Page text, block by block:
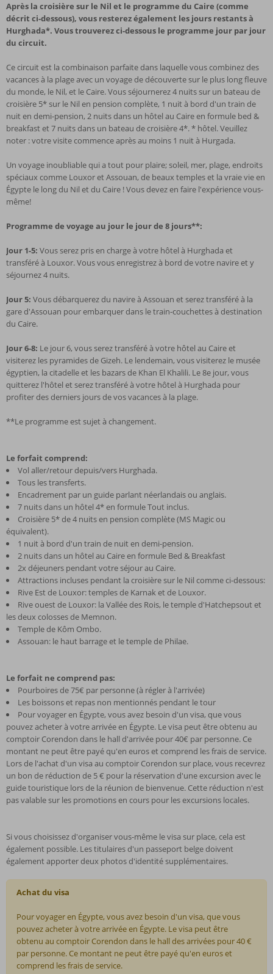
Après la croisière sur le Nil et le programme du Caire (comme
décrit ci-dessous), vous resterez également les jours restants à
Hurghada*. Vous trouverez ci-dessous le programme jour par jour
du circuit.
Ce circuit est la combinaison parfaite dans laquelle vous combinez des
vacances à la plage avec un voyage de découverte sur le plus long fleuve
du monde, le Nil, et le Caire. Vous séjournerez 4 nuits sur un bateau de
croisière 5* sur le Nil en pension complète, 1 nuit à bord d'un train de
nuit en demi-pension, 2 nuits dans un hôtel au Caire en formule bed &
breakfast et 7 nuits dans un bateau de croisière 4*. * hôtel. Veuillez
noter : votre visite commence après au moins 1 nuit à Hurgada.
Un voyage inoubliable qui a tout pour plaire; soleil, mer, plage, endroits
spéciaux comme Louxor et Assouan, de beaux temples et la vraie vie en
Égypte le long du Nil et du Caire ! Vous devez en faire l'expérience vous-
même!
Programme de voyage au jour le jour de 8 jours**:
Jour 1-5: Vous serez pris en charge à votre hôtel à Hurghada et
transféré à Louxor. Vous vous enregistrez à bord de votre navire et y
séjournez 4 nuits.
Jour 5: Vous débarquerez du navire à Assouan et serez transféré à la
gare d'Assouan pour embarquer dans le train-couchettes à destination
du Caire.
Jour 6-8: Le jour 6, vous serez transféré à votre hôtel au Caire et
visiterez les pyramides de Gizeh. Le lendemain, vous visiterez le musée
égyptien, la citadelle et les bazars de Khan El Khalili. Le 8e jour, vous
quitterez l'hôtel et serez transféré à votre hôtel à Hurghada pour
profiter des derniers jours de vos vacances à la plage.
**Le programme est sujet à changement.
Le forfait comprend:
Vol aller/retour depuis/vers Hurghada.
Tous les transferts.
Encadrement par un guide parlant néerlandais ou anglais.
7 nuits dans un hôtel 4* en formule Tout inclus.
Croisière 5* de 4 nuits en pension complète (MS Magic ou
équivalent).
1 nuit à bord d'un train de nuit en demi-pension.
2 nuits dans un hôtel au Caire en formule Bed & Breakfast
2x déjeuners pendant votre séjour au Caire.
Attractions incluses pendant la croisière sur le Nil comme ci-dessous:
Rive Est de Louxor: temples de Karnak et de Louxor.
Rive ouest de Louxor: la Vallée des Rois, le temple d'Hatchepsout et
les deux colosses de Memnon.
Temple de Kôm Ombo.
Assouan: le haut barrage et le temple de Philae.
Le forfait ne comprend pas:
Pourboires de 75€ par personne (à régler à l'arrivée)
Les boissons et repas non mentionnés pendant le tour
Pour voyager en Égypte, vous avez besoin d'un visa, que vous
pouvez acheter à votre arrivée en Égypte. Le visa peut être obtenu au
comptoir Corendon dans le hall d'arrivée pour 40€ par personne. Ce
montant ne peut être payé qu'en euros et comprend les frais de service.
Lors de l'achat d'un visa au comptoir Corendon sur place, vous recevrez
un bon de réduction de 5 € pour la réservation d'une excursion avec le
guide touristique lors de la réunion de bienvenue. Cette réduction n'est
pas valable sur les promotions en cours pour les excursions locales.
Si vous choisissez d'organiser vous-même le visa sur place, cela est
également possible. Les titulaires d'un passeport belge doivent
également apporter deux photos d'identité supplémentaires.
Achat du visa
Pour voyager en Égypte, vous avez besoin d'un visa, que vous
pouvez acheter à votre arrivée en Égypte. Le visa peut être
obtenu au comptoir Corendon dans le hall des arrivées pour 40 €
par personne. Ce montant ne peut être payé qu'en euros et
comprend les frais de service.